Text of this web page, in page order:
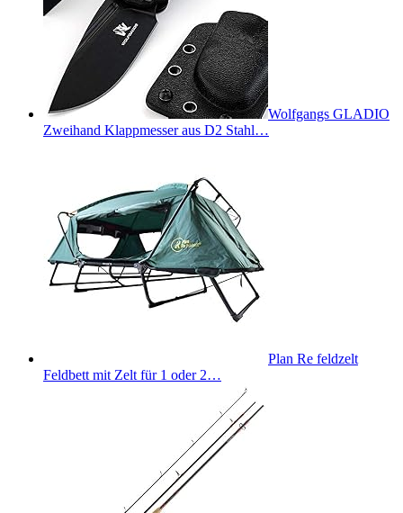
Wolfgangs GLADIO
Zweihand Klappmesser aus D2 Stahl…
Plan Re feldzelt
Feldbett mit Zelt für 1 oder 2…